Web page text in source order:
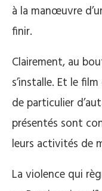
à la manœuvre
finir.
Clairement, au
s’installe. Et le
de particulier
présentés sont
leurs activités de
La violence qui